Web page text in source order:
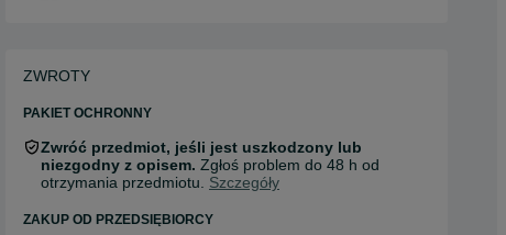
ZWROTY
PAKIET OCHRONNY
Zwróć przedmiot, jeśli jest uszkodzony lub
niezgodny z opisem. Zgłoś problem do 48 h od
otrzymania przedmiotu. Szczegóły
ZAKUP OD PRZEDSIĘBIORCY